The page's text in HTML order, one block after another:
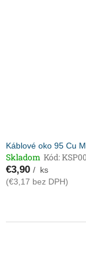
Káblové oko 95 Cu
Skladom Kód:
€3,90 / ks
(€3,17 bez DPH)